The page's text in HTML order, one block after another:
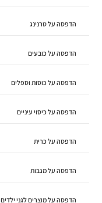
הדפסה על טרנינג
הדפסה על כובעים
הדפסה על כוסות וספלים
הדפסה על כיסוי עיניים
הדפסה על כרית
הדפסה על מגבות
הדפסה על מוצרים לגני ילדים